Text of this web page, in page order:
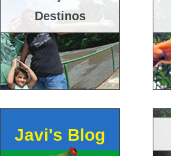
Destinos
Javi's Blog